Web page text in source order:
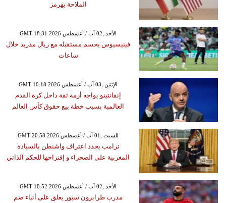
الملاحة بهرمز
GMT 18:31 2026 الأحد ,02 آب / أغسطس
فينيسيوس يحسم مستقبله مع ريال مدريد خلال
ساعات
GMT 10:18 2026 الإثنين ,03 آب / أغسطس
إنفانتينو يواجه أزمة ثقة داخل كرة القدم
العالمية بسبب خطة بيع حقوق كأس العالم
GMT 20:58 2026 السبت ,01 آب / أغسطس
ترامب يجدد اعتراف واشنطن بالسيادة
المغربية على الصحراء و إقتراحها للحكم الذاتي
GMT 18:52 2026 الأحد ,02 آب / أغسطس
مدرب طرابزون سبور يعلق على أنباء ضم